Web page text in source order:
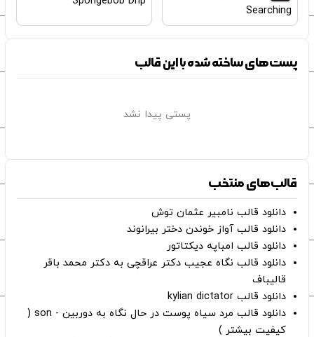
Searching
پست‌های ساخته شده با این قالب
پستی پیدا نشد
قالب‌های منتخب
دانلود قالب نامبیر عثمان ‌توش
دانلود قالب آواز خوندن دختر بیرانوند
دانلود قالب امباپه دیکتاتور
دانلود قالب نگاه عجیب دکتر عراقچی به دکتر محمد باقر
قالیباف
دانلود قالب kylian dictator
دانلود قالب مرد سیاه پوست در حال نگاه به دوربین - son (
کیفیت بیشتر )